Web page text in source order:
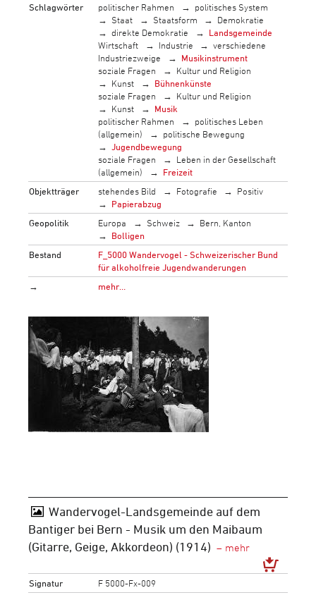
Schlagwörter
politischer Rahmen
politisches System
Staat
Staatsform
Demokratie
direkte Demokratie
Landsgemeinde
Wirtschaft
Industrie
verschiedene
Industriezweige
Musikinstrument
soziale Fragen
Kultur und Religion
Kunst
Bühnenkünste
soziale Fragen
Kultur und Religion
Kunst
Musik
politischer Rahmen
politisches Leben
(allgemein)
politische Bewegung
Jugendbewegung
soziale Fragen
Leben in der Gesellschaft
(allgemein)
Freizeit
Objektträger
stehendes Bild Fotografie
Positiv
Papierabzug
Geopolitik
Europa Schweiz
Bern, Kanton
Bolligen
Bestand
F_5000 Wandervogel - Schweizerischer Bund
für alkoholfreie Jugendwanderungen
→
mehr…
Wandervogel-Landsgemeinde auf dem
Bantiger bei Bern - Musik um den Maibaum
(Gitarre, Geige, Akkordeon) (1914)
Signatur
F 5000-Fx-009